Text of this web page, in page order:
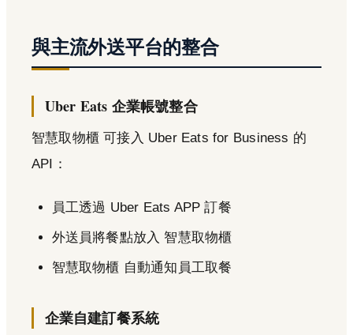
與主流外送平台的整合
Uber Eats 企業帳號整合
智慧取物櫃 可接入 Uber Eats for Business 的
API：
員工透過 Uber Eats APP 訂餐
外送員將餐點放入 智慧取物櫃
智慧取物櫃 自動通知員工取餐
企業自建訂餐系統